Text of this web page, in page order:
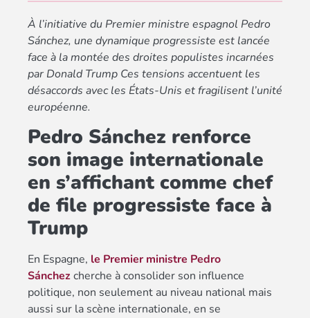
À l’initiative du Premier ministre espagnol Pedro
Sánchez, une dynamique progressiste est lancée
face à la montée des droites populistes incarnées
par Donald Trump Ces tensions accentuent les
désaccords avec les États-Unis et fragilisent l’unité
européenne.
Pedro Sánchez renforce
son image internationale
en s’affichant comme chef
de file progressiste face à
Trump
En Espagne, le Premier ministre Pedro
Sánchezcherche à consolider son influence
politique, non seulement au niveau national mais
aussi sur la scène internationale, en se